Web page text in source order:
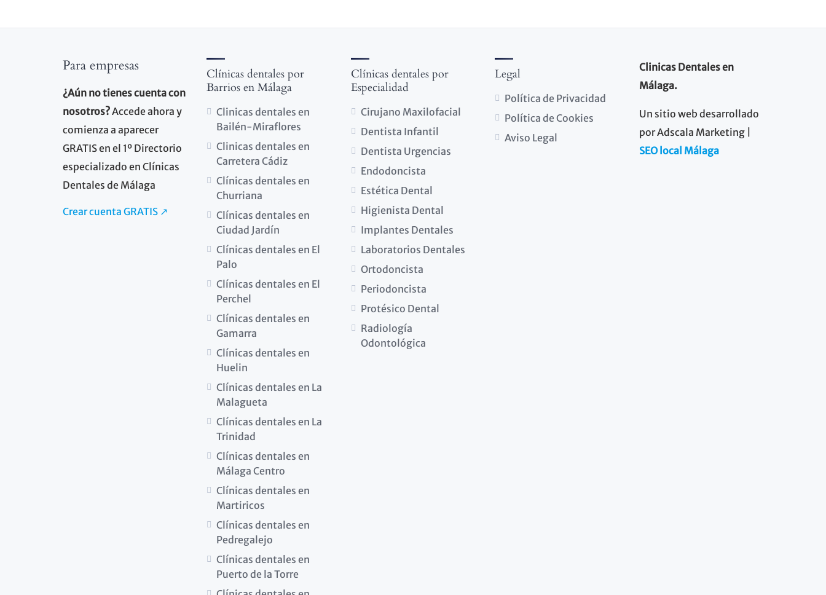
Para empresas
¿Aún no tienes cuenta con
nosotros?Accede ahora y
comienza a aparecer
GRATIS en el 1º Directorio
especializado en Clínicas
Dentales de Málaga
Crear cuenta GRATIS ↗
Clínicas dentales por
Barrios en Málaga
Clinicas dentales en
Bailén-Miraflores
Clinicas dentales en
Carretera Cádiz
Clínicas dentales en
Churriana
Clínicas dentales en
Ciudad Jardín
Clínicas dentales en El
Palo
Clínicas dentales en El
Perchel
Clínicas dentales en
Gamarra
Clínicas dentales en
Huelin
Clínicas dentales en La
Malagueta
Clínicas dentales en La
Trinidad
Clínicas dentales en
Málaga Centro
Clínicas dentales en
Martiricos
Clínicas dentales en
Pedregalejo
Clínicas dentales en
Puerto de la Torre
Clínicas dentales por
Especialidad
Cirujano Maxilofacial
Dentista Infantil
Dentista Urgencias
Endodoncista
Estética Dental
Higienista Dental
Implantes Dentales
Laboratorios Dentales
Ortodoncista
Periodoncista
Protésico Dental
Radiología
Odontológica
Legal
Política de Privacidad
Política de Cookies
Aviso Legal
Clinicas Dentales en
Málaga.
Un sitio web desarrollado
por Adscala Marketing |
SEO local Málaga